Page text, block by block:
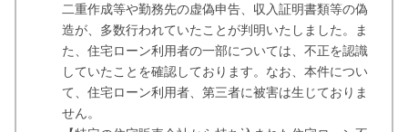
二重作成等や勤務先の虚偽申告、収入証明書類等の偽
造が、多数行われていたことが判明いたしました。ま
た、住宅ローン利用者の一部については、不正を認識
していたことを確認しております。なお、本件につい
て、住宅ローン利用者、第三者に被害は生じておりま
せん。